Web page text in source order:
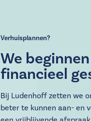
Verhuisplannen?
We
financieel
Bij Ludenhoff zetten we
beter te kunnen aan- en